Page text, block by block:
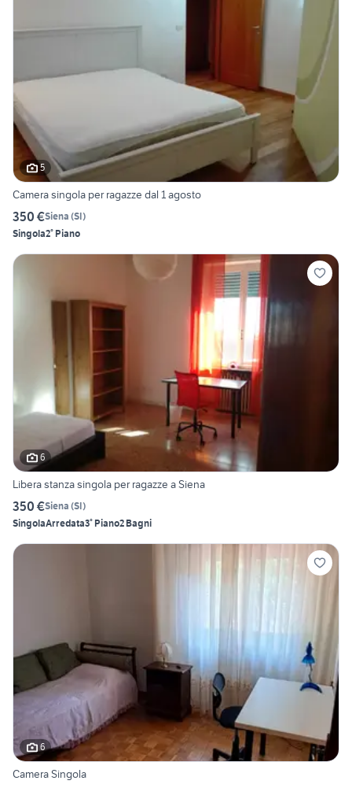
5
Camera singola per ragazze dal 1 agosto
350 €Siena (SI)
Singola2° Piano
6
Libera stanza singola per ragazze a Siena
350 €Siena (SI)
SingolaArredata3° Piano2 Bagni
6
Camera Singola